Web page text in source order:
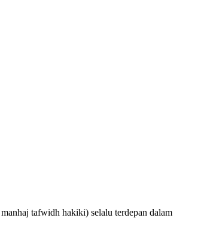
tafwidh hakiki) selalu terdepan dalam